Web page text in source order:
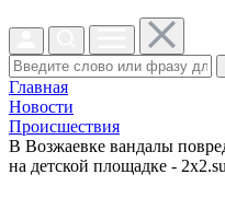
Главная
Новости
Проиcшествия
В Возжаевке вандалы
на детской площадке - 2x2.su